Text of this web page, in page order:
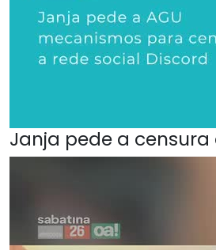
Janja pede a censura